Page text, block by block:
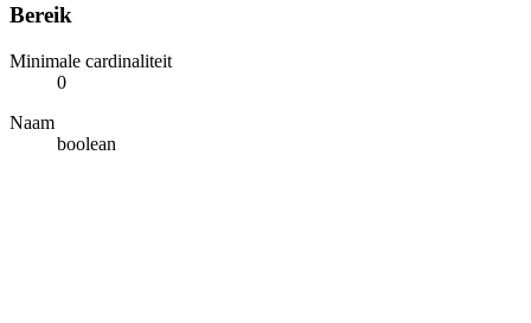
Bereik
Minimale cardinaliteit
0
Naam
boolean